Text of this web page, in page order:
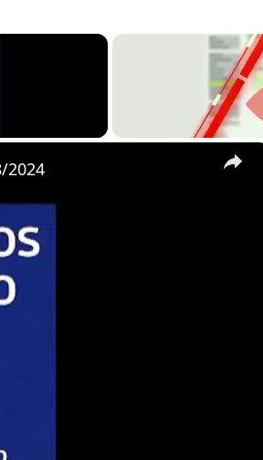
×
2024